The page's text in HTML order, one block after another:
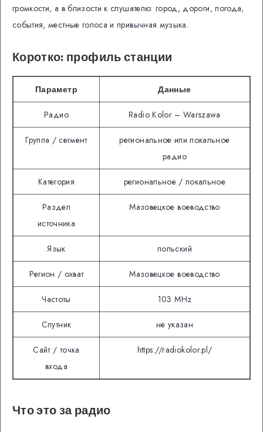
громкости, а в близости к слушателю: город, дороги, погода,
события, местные голоса и привычная музыка.
Коротко: профиль станции
Параметр Данные
Радио Radio Kolor – Warszawa
Группа / сегмент
региональное или локальное
радио
Категория региональное / локальное
Раздел
источника
Мазовецкое воеводство
Язык польский
Регион / охват Мазовецкое воеводство
Частоты 103 MHz
Спутник не указан
Сайт / точка
входа
https://radiokolor.pl/
Что это за радио